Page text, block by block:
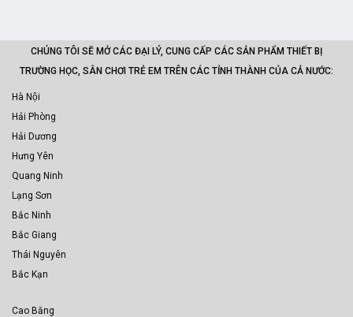
CHÚNG TÔI SẼ MỞ CÁC ĐẠI LÝ, CUNG CẤP CÁC SẢN PHẨM THIẾT BỊ
TRƯỜNG HỌC, SÂN CHƠI TRẺ EM TRÊN CÁC TỈNH THÀNH CỦA CẢ NƯỚC:
Hà Nội
Hải Phòng
Hải Dương
Hưng Yên
Quang Ninh
Lạng Sơn
Bắc Ninh
Bắc Giang
Thái Nguyên
Bắc Kạn
Cao Bằng